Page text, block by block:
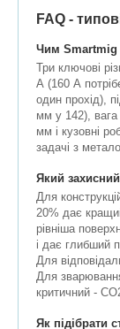
FAQ -
Чим Smartmig
Три ключові
А (160 А
один прохід),
мм у 142),
мм і кузовні
задачі з
Який
Для
20% дає
рівніша
і дає глибший
Для
Для
критичний -
Як підібрати